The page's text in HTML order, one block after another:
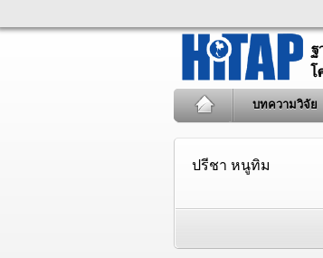
บทความวิจัย
ปรีชา หนูทิม